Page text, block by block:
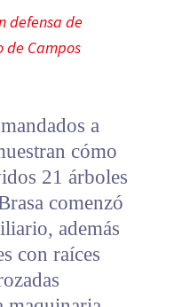
defensa de
Campos
a
cómo
21 árboles
comenzó
además
con raíces